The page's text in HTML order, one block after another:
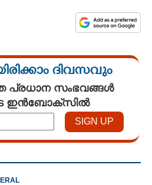
ദിവസവും
പ്രധാന സംഭവങ്ങൾ
ഇൻബോക്സിൽ